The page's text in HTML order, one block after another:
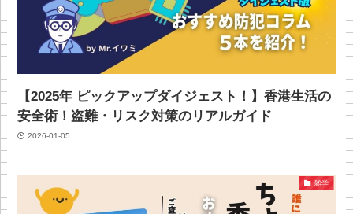
【2025年 ピックアップダイジェスト！】香港生活の
安全術！盗難・リスク対策のリアルガイド
2026-01-05
雑学